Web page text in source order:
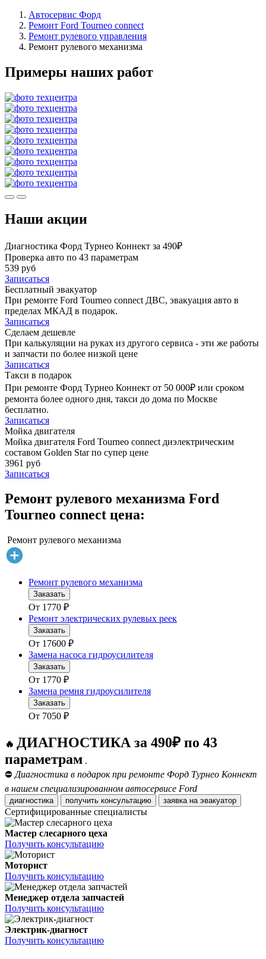
Автосервис Форд
Ремонт Ford Tourneo connect
Ремонт рулевого управления
Ремонт рулевого механизма
Примеры наших работ
Наши акции
Диагностика Форд Турнео Коннект за 490₽
Проверка авто по 43 параметрам
539 руб
Записаться
Бесплатный эвакуатор
При ремонте Ford Tourneo connect ДВС, эвакуация авто в
пределах МКАД в подарок.
Записаться
Сделаем дешевле
При калькуляции на руках из другого сервиса - эти же работы
и запчасти по более низкой цене
Записаться
Такси в подарок
При ремонте Форд Турнео Коннект от 50 000₽ или сроком
ремонта более одного дня, такси до дома по Москве
бесплатно.
Записаться
Мойка двигателя
Мойка двигателя Ford Tourneo connect диэлектрическим
составом Golden Star по супер цене
3961 руб
Записаться
Ремонт рулевого механизма Ford
Tourneo connect цена:
Ремонт рулевого механизма
Ремонт рулевого механизма
Заказать
От 1770 ₽
Ремонт электрических рулевых реек
Заказать
От 17600 ₽
Замена насоса гидроусилителя
Заказать
От 1770 ₽
Замена ремня гидроусилителя
Заказать
От 7050 ₽
🔥 ДИАГНОСТИКА за 490₽ по 43
параметрам .
⛔ Диагностика в подарок при ремонте Форд Турнео Коннект
в нашем специализированном автосервисе Ford
диагностика получить консультацию заявка на эвакуатор
Сертифицированные специалисты
Мастер слесарного цеха
Получить консультацию
Моторист
Получить консультацию
Менеджер отдела запчастей
Получить консультацию
Электрик-диагност
Получить консультацию